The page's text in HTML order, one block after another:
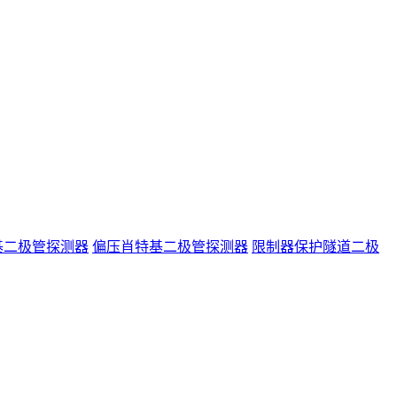
极管探测器 偏压肖特基二极管探测器 限制器保护隧道二极